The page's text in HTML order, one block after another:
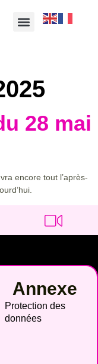
28 mai
encore tout l’après-
Annexe
Protection des
données